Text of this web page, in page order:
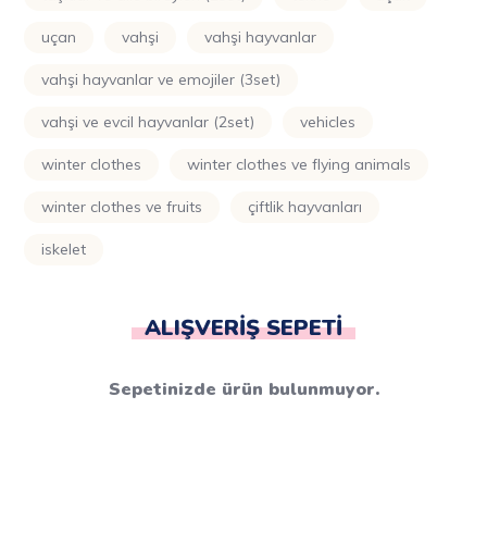
uçan vahşi vahşi hayvanlar
vahşi hayvanlar ve emojiler (3set)
vahşi ve evcil hayvanlar (2set) vehicles
winter clothes winter clothes ve flying animals
winter clothes ve fruits çiftlik hayvanları
i̇skelet
ALIŞVERIŞ SEPETI
Sepetinizde ürün bulunmuyor.